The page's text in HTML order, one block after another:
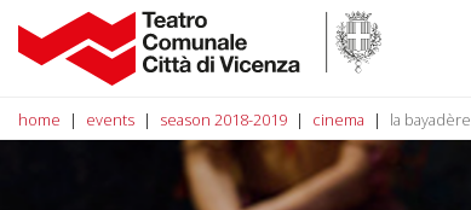
home events season 2018-2019 cinema la bayadère